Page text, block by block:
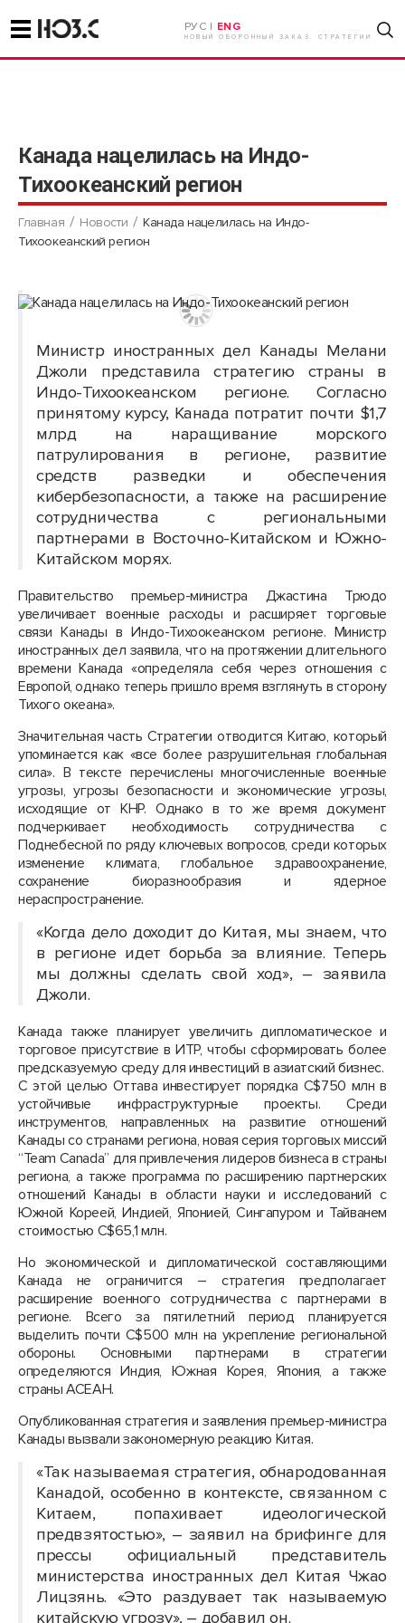
РУС | ENG
НОВЫЙ ОБОРОННЫЙ ЗАКАЗ. СТРАТЕГИИ
Канада нацелилась на Индо-
Тихоокеанский регион
Главная Новости
Канада нацелилась на Индо-
Тихоокеанский регион
Министр иностранных дел Канады Мелани
Джоли представила стратегию страны в
Индо-Тихоокеанском регионе. Согласно
принятому курсу, Канада потратит почти $1,7
млрд на наращивание морского
патрулирования в регионе, развитие
средств разведки и обеспечения
кибербезопасности, а также на расширение
сотрудничества с региональными
партнерами в Восточно-Китайском и Южно-
Китайском морях.
Правительство премьер-министра Джастина Трюдо
увеличивает военные расходы и расширяет торговые
связи Канады в Индо-Тихоокеанском регионе. Министр
иностранных дел заявила, что на протяжении длительного
времени Канада «определяла себя через отношения с
Европой, однако теперь пришло время взглянуть в сторону
Тихого океана».
Значительная часть Стратегии отводится Китаю, который
упоминается как «все более разрушительная глобальная
сила». В тексте перечислены многочисленные военные
угрозы, угрозы безопасности и экономические угрозы,
исходящие от КНР. Однако в то же время документ
подчеркивает необходимость сотрудничества с
Поднебесной по ряду ключевых вопросов, среди которых
изменение климата, глобальное здравоохранение,
сохранение биоразнообразия и ядерное
нераспространение.
«Когда дело доходит до Китая, мы знаем, что
в регионе идет борьба за влияние. Теперь
мы должны сделать свой ход», – заявила
Джоли.
Канада также планирует увеличить дипломатическое и
торговое присутствие в ИТР, чтобы сформировать более
предсказуемую среду для инвестиций в азиатский бизнес.
С этой целью Оттава инвестирует порядка C$750 млн в
устойчивые инфраструктурные проекты. Среди
инструментов, направленных на развитие отношений
Канады со странами региона, новая серия торговых миссий
“Team Canada” для привлечения лидеров бизнеса в страны
региона, а также программа по расширению партнерских
отношений Канады в области науки и исследований с
Южной Кореей, Индией, Японией, Сингапуром и Тайванем
стоимостью C$65,1 млн.
Но экономической и дипломатической составляющими
Канада не ограничится – стратегия предполагает
расширение военного сотрудничества с партнерами в
регионе. Всего за пятилетний период планируется
выделить почти C$500 млн на укрепление региональной
обороны. Основными партнерами в стратегии
определяются Индия, Южная Корея, Япония, а также
страны АСЕАН.
Опубликованная стратегия и заявления премьер-министра
Канады вызвали закономерную реакцию Китая.
«Так называемая стратегия, обнародованная
Канадой, особенно в контексте, связанном с
Китаем, попахивает идеологической
предвзятостью», – заявил на брифинге для
прессы официальный представитель
министерства иностранных дел Китая Чжао
Лицзянь. «Это раздувает так называемую
китайскую угрозу», – добавил он.